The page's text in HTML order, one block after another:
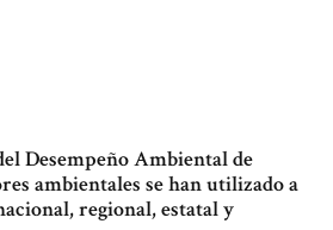
Desempeño Ambiental de
ambientales se han utilizado a
regional, estatal y